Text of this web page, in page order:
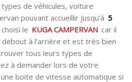
de véhicules, voiture
pouvant accueillir jusqu’à 5
le KUGA CAMPERVAN car il
à l’arrière et est très bien
tous leurs types de
à demander lors de votre
boite de vitesse automatique si